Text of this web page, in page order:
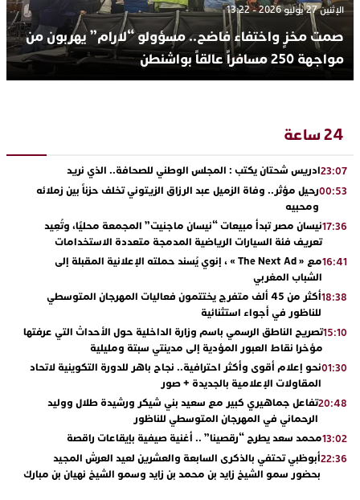
الإثنين 27 يوليو 2026 - 13:22
صمت مخزٍ واختفاء فاضح.. مسؤولو “لارام” يهربون من
مواجهة 250 مسافراً عالقاً بواشنطن
24 ساعة
23:07ادريس شحتان يكتب : المجلس الوطني للصحافة.. الذي نريد
00:53رحيل مؤثر.. وفاة الزميل عبد الرزاق الزيتوني تخلف حزناً بين زملائه
ومحبيه
17:36نيسان مصر تبدأ مبيعات “نيسان ماجنيت” المجمعة محليًا، وتُعِيد
تعريف فئة السيارات الرياضية المدمجة متعددة الاستخدامات
16:41
مع « The Next Ad » ، إنوي يُسند حملته الإعلانية المقبلة إلى
الشباب المغربي
18:38
أكثر من 45 ألف متفرج يختتمون فعاليات المهرجان المتوسطي
للناظور في أجواء استثنائية
15:10تصريح الناطق الرسمي باسم وزارة الداخلية حول الأحداث التي عرفتها
مؤخرا نقاط العبور المؤدية إلى مدينتي سبتة ومليلية
01:30نحو إعلام أقوى وأكثر احترافية.. نجاح باهر للدورة التكوينية لاتحاد
المقاولات الإعلامية بالجديدة + صور
20:48تفاعل جماهيري كبير مع سعيد بني شيكر ورشيدة طلال ووليد
الرحماني في المهرجان المتوسطي للناظور
13:02محمد سعد يطرح “رقصينا” .. أغنية صيفية بإيقاعات راقصة
22:36أبوظبي تحتفي بالذكرى السابعة والعشرين لعيد العرش المجيد
بحضور سمو الشيخ زايد بن محمد بن زايد وسمو الشيخ نهيان بن مبارك